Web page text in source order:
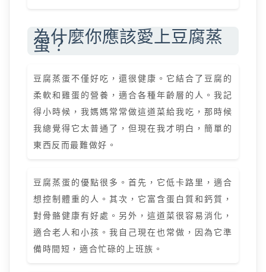
為什麼你應該愛上豆腐蒸
蛋？
豆腐蒸蛋不僅好吃，還很健康。它結合了豆腐的
柔軟和雞蛋的營養，適合各種年齡層的人。我記
得小時候，我媽媽常常做這道菜給我吃，那時候
我總覺得它太普通了，但現在我才明白，簡單的
東西反而最難做好。
豆腐蒸蛋的優點很多。首先，它低卡路里，適合
想控制體重的人。其次，它富含蛋白質和鈣質，
對骨骼健康有好處。另外，這道菜很容易消化，
適合老人和小孩。我自己現在也常做，因為它準
備時間短，適合忙碌的上班族。